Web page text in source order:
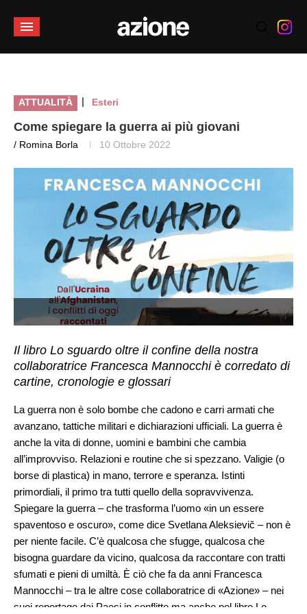
ATTUALITÀ | Esteri
Come spiegare la guerra ai più giovani
/ Romina Borla 10 Ottobre 2022
Il libro Lo sguardo oltre il confine della nostra
collaboratrice Francesca Mannocchi è corredato di
cartine, cronologie e glossari
La guerra non è solo bombe che cadono e carri armati che
avanzano, tattiche militari e dichiarazioni ufficiali. La guerra è
anche la vita di donne, uomini e bambini che cambia
all’improvviso. Relazioni e routine che si spezzano. Valigie (o
borse di plastica) in mano, terrore e speranza. Istinti
primordiali, il primo tra tutti quello della sopravvivenza.
Spiegare la guerra – che trasforma l’uomo «in un essere
spaventoso e oscuro», come dice Svetlana Aleksievič – non è
per niente facile. C’è qualcosa che sfugge, qualcosa che
bisogna guardare da vicino, qualcosa da raccontare con tratti
sfumati e pieni di umiltà. È ciò che fa da anni Francesca
Mannocchi – tra le altre cose collaboratrice di «Azione» – nei
suoi reportage dai Paesi in conflitto ma anche nel libro Lo